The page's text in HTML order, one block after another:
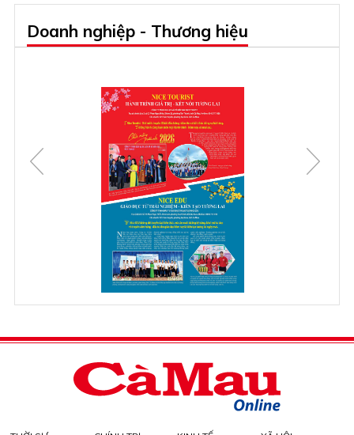
Doanh nghiệp - Thương hiệu